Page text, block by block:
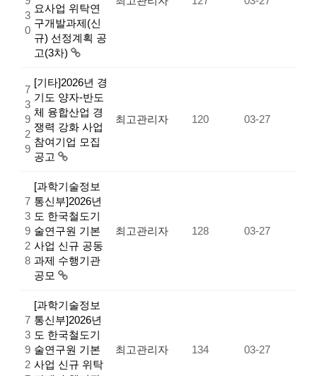
3
0
요사업 위탁연
구개발과제(신
규) 선정계획 공
고(3차)
7
3
9
2
9
[기타]2026년 경
기도 양자-반도
체 융합산업 경
쟁력 강화 사업
참여기업 모집
공고
최고관리자 120 03-27
7
3
9
2
8
[과학기술정보
통신부]2026년
도 한국철도기
술연구원 기본
사업 신규 공동
과제 수행기관
공모
최고관리자 128 03-27
7
3
9
2
[과학기술정보
통신부]2026년
도 한국철도기
술연구원 기본
사업 신규 위탁
최고관리자 134 03-27